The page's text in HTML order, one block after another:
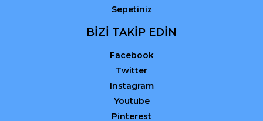
Sepetiniz
BİZİ TAKİP EDİN
Facebook
Twitter
Instagram
Youtube
Pinterest